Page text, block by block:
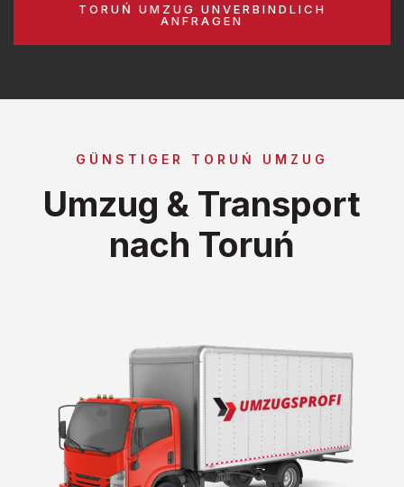
TORUŃ UMZUG UNVERBINDLICH
ANFRAGEN
GÜNSTIGER TORUŃ UMZUG
Umzug & Transport
nach Toruń